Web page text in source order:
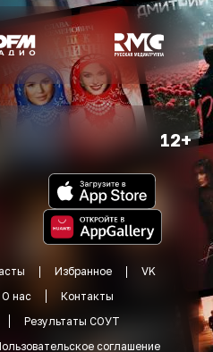
12+
Избранное
VK
О нас
Контакты
Результаты СОУТ
соглашение